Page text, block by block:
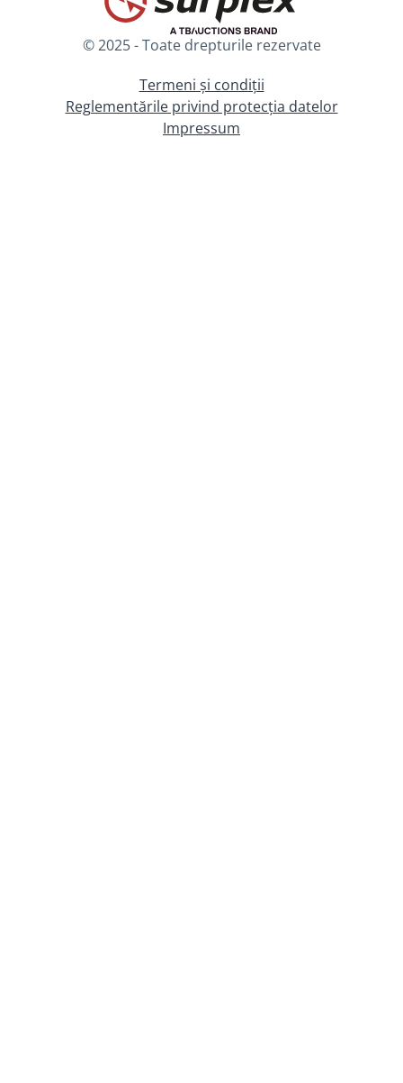
© 2025 - Toate drepturile rezervate
Termeni și condiții
Reglementările privind protecția datelor
Impressum